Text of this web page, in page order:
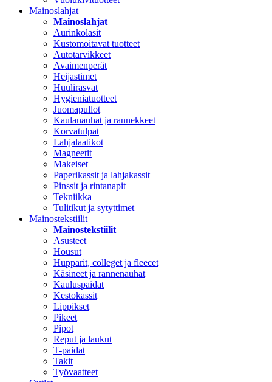
Mainoslahjat
Mainoslahjat
Aurinkolasit
Kustomoitavat tuotteet
Autotarvikkeet
Avaimenperät
Heijastimet
Huulirasvat
Hygieniatuotteet
Juomapullot
Kaulanauhat ja rannekkeet
Korvatulpat
Lahjalaatikot
Magneetit
Makeiset
Paperikassit ja lahjakassit
Pinssit ja rintanapit
Tekniikka
Tulitikut ja sytyttimet
Mainostekstiilit
Mainostekstiilit
Asusteet
Housut
Hupparit, colleget ja fleecet
Käsineet ja rannenauhat
Kauluspaidat
Kestokassit
Lippikset
Pikeet
Pipot
Reput ja laukut
T-paidat
Takit
Työvaatteet